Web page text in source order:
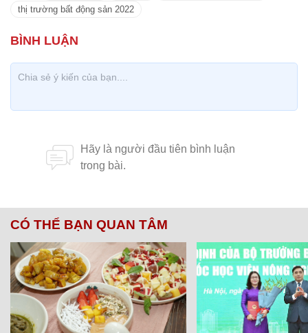
thị trường bất động sản 2022
CÓ THỂ BẠN QUAN TÂM